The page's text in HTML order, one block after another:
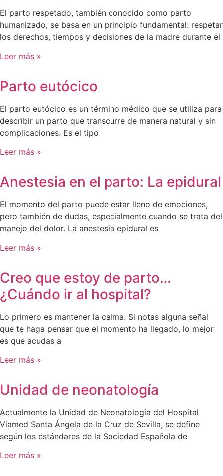
El parto respetado, también conocido como parto
humanizado, se basa en un principio fundamental: respetar
los derechos, tiempos y decisiones de la madre durante el
Leer más »
Parto eutócico
El parto eutócico es un término médico que se utiliza para
describir un parto que transcurre de manera natural y sin
complicaciones. Es el tipo
Leer más »
Anestesia en el parto: La epidural
El momento del parto puede estar lleno de emociones,
pero también de dudas, especialmente cuando se trata del
manejo del dolor. La anestesia epidural es
Leer más »
Creo que estoy de parto…
¿Cuándo ir al hospital?
Lo primero es mantener la calma. Si notas alguna señal
que te haga pensar que el momento ha llegado, lo mejor
es que acudas a
Leer más »
Unidad de neonatología
Actualmente la Unidad de Neonatología del Hospital
Viamed Santa Ángela de la Cruz de Sevilla, se define
según los estándares de la Sociedad Española de
Leer más »